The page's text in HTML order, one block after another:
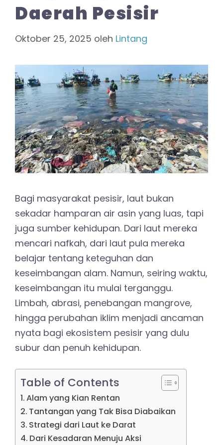
Daerah Pesisir
Oktober 25, 2025 oleh Lintang
Bagi masyarakat pesisir, laut bukan
sekadar hamparan air asin yang luas, tapi
juga sumber kehidupan. Dari laut mereka
mencari nafkah, dari laut pula mereka
belajar tentang keteguhan dan
keseimbangan alam. Namun, seiring waktu,
keseimbangan itu mulai terganggu.
Limbah, abrasi, penebangan mangrove,
hingga perubahan iklim menjadi ancaman
nyata bagi ekosistem pesisir yang dulu
subur dan penuh kehidupan.
Table of Contents
Alam yang Kian Rentan
Tantangan yang Tak Bisa Diabaikan
Strategi dari Laut ke Darat
Dari Kesadaran Menuju Aksi